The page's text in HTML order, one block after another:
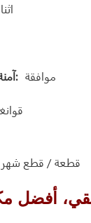
آمنة للاستخدام في غسالة الأطباق: موافقة
200000 قطعة / قطع شهر